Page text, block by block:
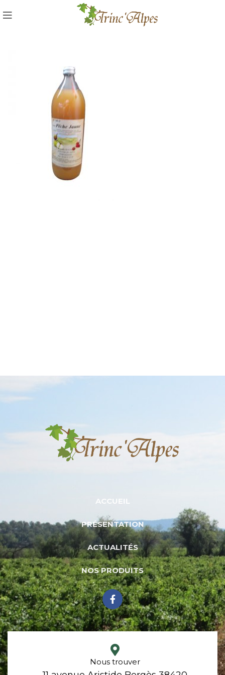
ACCUEIL
PRÉSENTATION
ACTUALITÉS
NOS PRODUITS
Nous trouver